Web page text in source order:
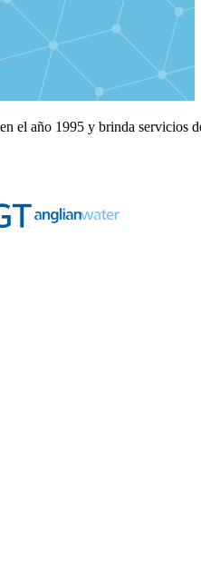
el año 1995 y brinda servicios